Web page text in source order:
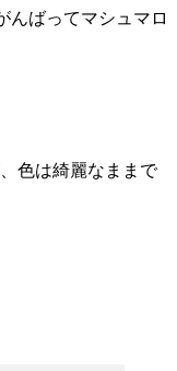
んばってマシュマロ
色は綺麗なままで